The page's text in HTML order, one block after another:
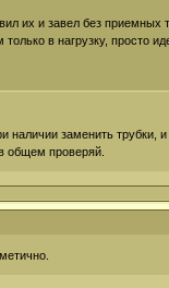
их и завел без приемных
в нагрузку, просто
заменить трубки,
общем проверяй.